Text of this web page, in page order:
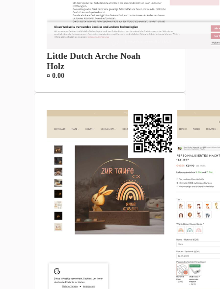
Little Dutch Arche Noah
Holz
¤ 0.00